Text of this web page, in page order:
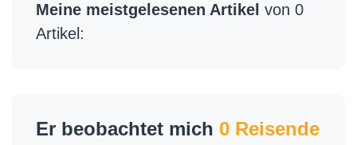
Meine meistgelesenen Artikel von 0
Artikel:
Er beobachtet mich 0 Reisende